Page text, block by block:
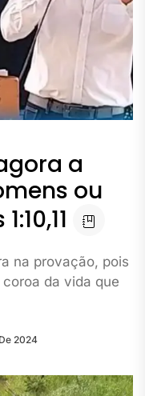
a
ou
na provação, pois
da vida que
2024